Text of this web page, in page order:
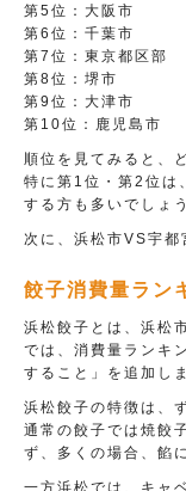
第5位：大阪市
第6位：千葉市
第7位：東京都区部
第8位：堺市
第9位：大津市
第10位：鹿児島市
順位を見てみると、
特に第1位・第2位は
する方も多いでしょう
次に、浜松市VS宇都
餃子消費量ラン
浜松餃子とは、浜松
では、消費量ランキ
すること」を追加し
浜松餃子の特徴は、
通常の餃子では焼餃
ず、多くの場合、餡
一方浜松では、キャ